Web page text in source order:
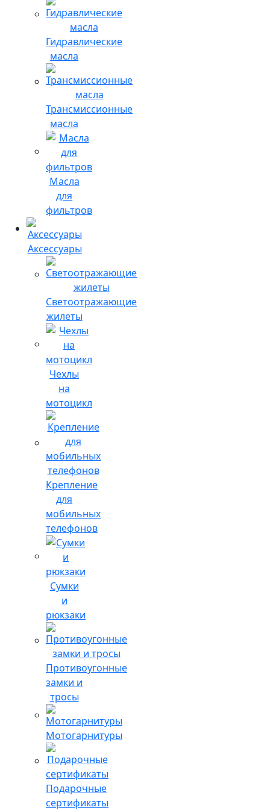
Гидравлические
масла
Трансмиссионные
масла
Масла
для
фильтров
Аксессуары
Светоотражающие
жилеты
Чехлы
на
мотоцикл
Крепление
для
мобильных
телефонов
Сумки
и
рюкзаки
Противоугонные
замки и
тросы
Мотогарнитуры
Подарочные
сертификаты